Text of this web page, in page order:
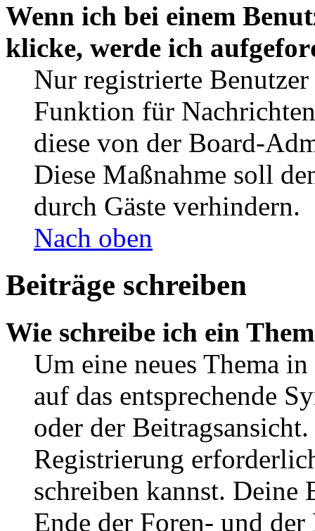
Wenn ich bei einem
klicke, werde ich
Nur registrierte
Funktion für
diese von der Board-
Diese Maßnahme soll
durch Gäste verhindern.
Nach oben
Beiträge schreiben
Wie schreibe ich ein
Um eine neues Thema
auf das entsprechende
oder der
Registrierung
schreiben kannst. Deine
Ende der Foren- und